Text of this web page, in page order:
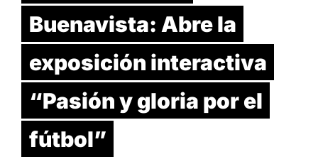
Buenavista: Abre la
exposición interactiva
“Pasión y gloria por el
fútbol”